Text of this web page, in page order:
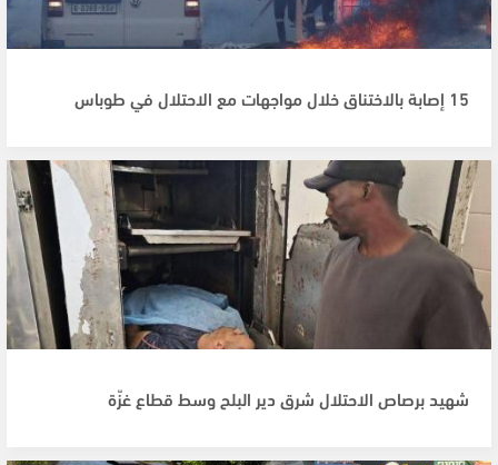
15 إصابة بالاختناق خلال مواجهات مع الاحتلال في طوباس
شهيد برصاص الاحتلال شرق دير البلح وسط قطاع غزّة